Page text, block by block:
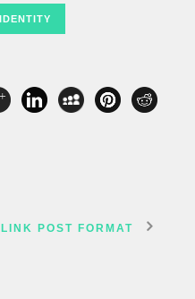
IDENTITY
LINK POST FORMAT